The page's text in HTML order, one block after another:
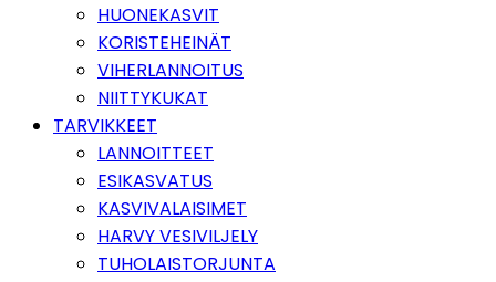
HUONEKASVIT
KORISTEHEINÄT
VIHERLANNOITUS
NIITTYKUKAT
TARVIKKEET
LANNOITTEET
ESIKASVATUS
KASVIVALAISIMET
HARVY VESIVILJELY
TUHOLAISTORJUNTA